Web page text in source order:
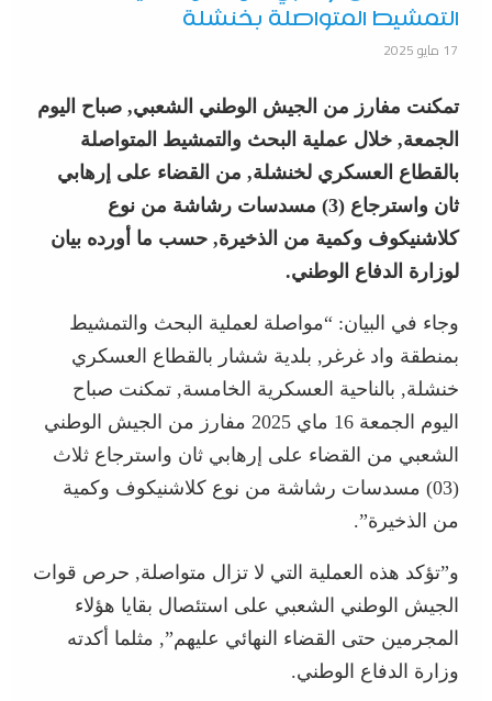
التمشيط المتواصلة بخنشلة
17 مايو 2025
تمكنت مفارز من الجيش الوطني الشعبي, صباح اليوم
الجمعة, خلال عملية البحث والتمشيط المتواصلة
بالقطاع العسكري لخنشلة, من القضاء على إرهابي
ثان واسترجاع (3) مسدسات رشاشة من نوع
كلاشنيكوف وكمية من الذخيرة, حسب ما أورده بيان
لوزارة الدفاع الوطني.
وجاء في البيان: “مواصلة لعملية البحث والتمشيط
بمنطقة واد غرغر, بلدية ششار بالقطاع العسكري
خنشلة, بالناحية العسكرية الخامسة, تمكنت صباح
اليوم الجمعة 16 ماي 2025 مفارز من الجيش الوطني
الشعبي من القضاء على إرهابي ثان واسترجاع ثلاث
(03) مسدسات رشاشة من نوع كلاشنيكوف وكمية
من الذخيرة”.
و”تؤكد هذه العملية التي لا تزال متواصلة, حرص قوات
الجيش الوطني الشعبي على استئصال بقايا هؤلاء
المجرمين حتى القضاء النهائي عليهم”, مثلما أكدته
وزارة الدفاع الوطني.